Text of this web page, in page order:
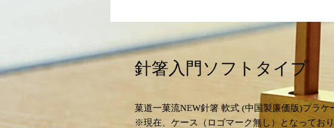
針箸入門ソフトタイプ
菓道一菓流NEW針箸 軟式 (中国製廉価版)プラケ
※現在、ケース（ロゴマーク無し）となってお